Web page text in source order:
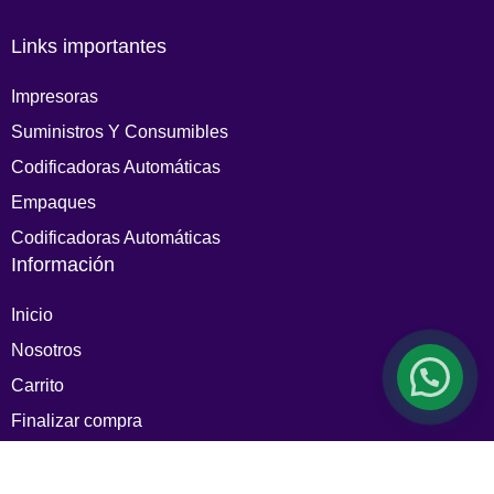
Links importantes
Impresoras
Suministros Y Consumibles
Codificadoras Automáticas
Empaques
Codificadoras Automáticas
Información
Inicio
Nosotros
Carrito
Finalizar compra